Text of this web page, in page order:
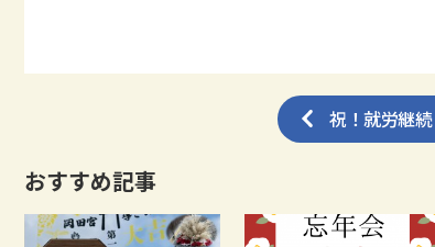
祝！就労継続
おすすめ記事